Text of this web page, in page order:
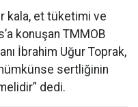
kala, et tüketimi ve
konuşan TMMOB
İbrahim Uğur Toprak,
sertliğinin
dedi.